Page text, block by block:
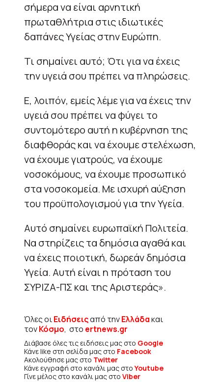
σήμερα να είναι αρνητική
πρωταθλήτρια στις ιδιωτικές
δαπάνες Υγείας στην Ευρώπη.
Τι σημαίνει αυτό; Ότι για να έχεις
την υγειά σου πρέπει να πληρώσεις.
Ε, λοιπόν, εμείς λέμε για να έχεις την
υγειά σου πρέπει να φύγει το
συντομότερο αυτή η κυβέρνηση της
διαφθοράς και να έχουμε στελέχωση,
να έχουμε γιατρούς, να έχουμε
νοσοκόμους, να έχουμε προσωπικό
στα νοσοκομεία. Με ισχυρή αύξηση
του προϋπολογισμού για την Υγεία.
Αυτό σημαίνει ευρωπαϊκή Πολιτεία.
Να στηρίζεις τα δημόσια αγαθά και
να έχεις ποιοτική, δωρεάν δημόσια
Υγεία. Αυτή είναι η πρόταση του
ΣΥΡΙΖΑ-ΠΣ και της Αριστεράς».
Όλες οιΕιδήσειςαπό τηνΕλλάδακαι
τονΚόσμο, στο ertnews.gr
Διάβασε όλες τις ειδήσεις μας στο Google
Κάνε like στη σελίδα μας στο Facebook
Ακολούθησε μας στο Twitter
Κάνε εγγραφή στο κανάλι μας στοYoutube
Γίνε μέλος στο κανάλι μας στο Viber